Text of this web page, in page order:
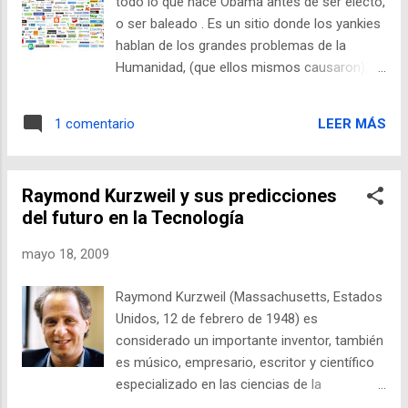
veces hemos usado esta combinación de
teclas para reiniciar nuestros equipos? El "
Control+Alt+Supr " (en inglés
"Control+Alt+Delete") es uno de los
la informática. Corría el año 1981. 12
o ser baleado . Es un sitio donde los yankies
hablan de los grandes problemas de la
Humanidad, (que ellos mismos causaron),
Georgia y los rusos que viven en Atlanta,
Windows Vista , robo a mano armada de
Spears , o la grave epidemia mundial de esa
enfermedad mental llamada “catoliscismo” y
cuántos días se duchan los bloggers más
famosos de la bloggosfera. Y para recibir
spam de los menos famosos. - flickr ¿a qué
otro lugar podrías subir las fotos de tu gato
? También es útil para ver gente feliz de
1 comentario LEER MÁS
Raymond Kurzweil y sus predicciones
del futuro en la Tecnología
mayo 18, 2009
Raymond Kurzweil (Massachusetts, Estados
Unidos, 12 de febrero de 1948) es
considerado un importante inventor, también
es músico, empresario, escritor y científico
especializado en las ciencias de la